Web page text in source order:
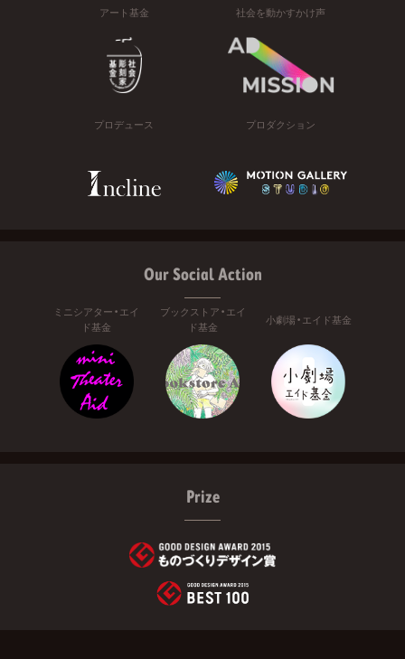
アート基金 社会を動かすかけ声
プロデュース プロダクション
Our Social Action
ミニシアター・エイ
ド基金
ブックストア・エイ
ド基金
小劇場・エイド基金
Prize